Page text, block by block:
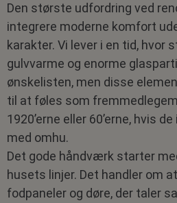
Den største udfordring ved
integrere moderne komfort
karakter. Vi lever i en tid, hvor
gulvvarme og enorme
ønskelisten, men disse
til at føles som
1920’erne eller 60’erne, hvis
med omhu.
Det gode håndværk starter
husets linjer. Det handler om
fodpaneler og døre, der taler